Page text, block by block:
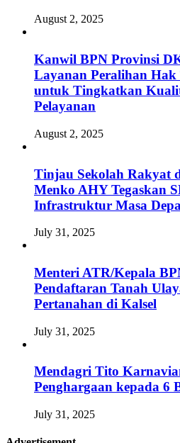
August 2, 2025
Kanwil BPN Provinsi
Layanan Peralihan
untuk Tingkatkan
Pelayanan
August 2, 2025
Tinjau Sekolah Rakyat
Menko AHY Tegaskan
Infrastruktur Masa
July 31, 2025
Menteri ATR/Kepala
Pendaftaran Tanah
Pertanahan di Kalsel
July 31, 2025
Mendagri Tito
Penghargaan kepada 6
July 31, 2025